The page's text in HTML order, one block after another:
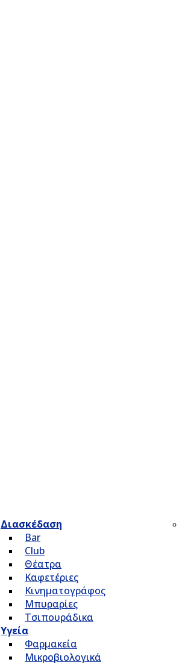
Διασκέδαση
Bar
Club
Θέατρα
Καφετέριες
Κινηματογράφος
Μπυραρίες
Τσιπουράδικα
Υγεία
Φαρμακεία
Μικροβιολογικά